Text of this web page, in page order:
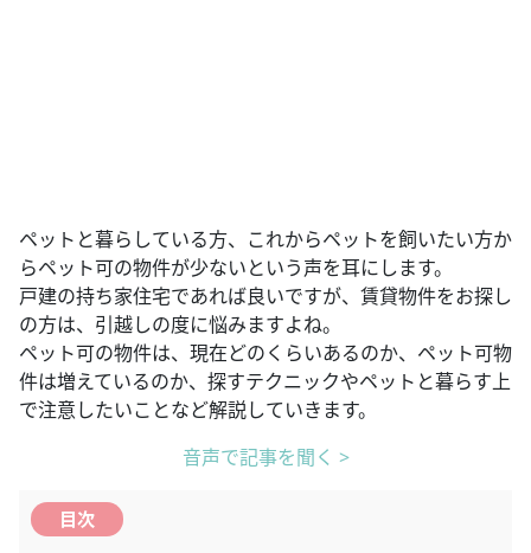
ペットと暮らしている方、これからペットを飼いたい方か
らペット可の物件が少ないという声を耳にします。
戸建の持ち家住宅であれば良いですが、賃貸物件をお探し
の方は、引越しの度に悩みますよね。
ペット可の物件は、現在どのくらいあるのか、ペット可物
件は増えているのか、探すテクニックやペットと暮らす上
で注意したいことなど解説していきます。
音声で記事を聞く >
目次